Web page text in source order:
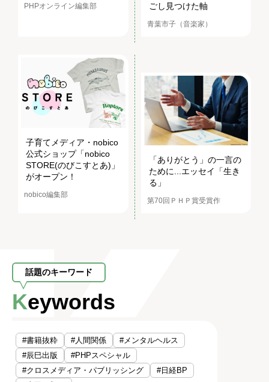
PHPオンライン編集部
ごし見つけた軸
青葉市子（音楽家）
子育てメディア・nobico
公式ショップ「nobico
STORE(のびこすとあ)」
がオープン！
nobico編集部
「ありがとう」の一言の
ために...エッセイ「生き
る」
第70回ＰＨＰ賞受賞作
話題のキーワード
Keywords
#書籍抜粋 #人間関係
#メンタルヘルス
#辰巳出版
#PHPスペシャル
#クロスメディア・パブリッシング
#日経BP